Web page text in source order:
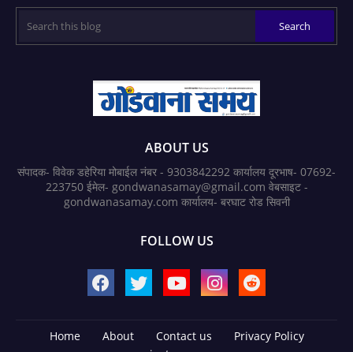
ABOUT US
संपादक- विवेक डहेरिया मोबाईल नंबर - 9303842292 कार्यालय दूरभाष- 07692-
223750 ईमेल- gondwanasamay@gmail.com वेबसाइट -
gondwanasamay.com कार्यालय- बरघाट रोड सिवनी
FOLLOW US
Home About Contact us
Privacy Policy